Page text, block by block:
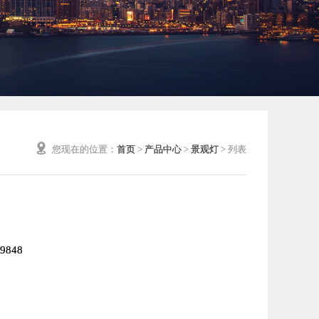
您现在的位置： 首页 > 产品中心 > 景观灯 > 列表